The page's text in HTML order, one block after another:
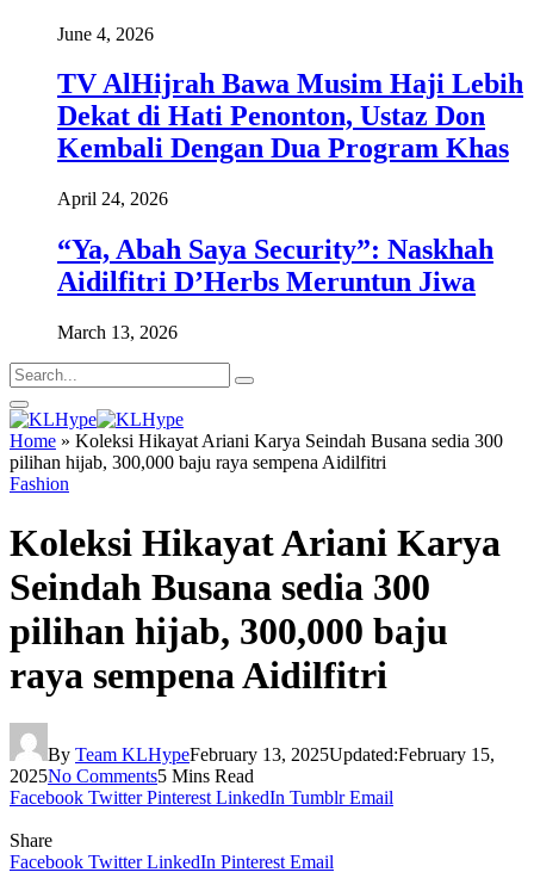
June 4, 2026
TV AlHijrah Bawa Musim Haji Lebih
Dekat di Hati Penonton, Ustaz Don
Kembali Dengan Dua Program Khas
April 24, 2026
“Ya, Abah Saya Security”: Naskhah
Aidilfitri D’Herbs Meruntun Jiwa
March 13, 2026
Home » Koleksi Hikayat Ariani Karya Seindah Busana sedia 300
pilihan hijab, 300,000 baju raya sempena Aidilfitri
Fashion
Koleksi Hikayat Ariani Karya
Seindah Busana sedia 300
pilihan hijab, 300,000 baju
raya sempena Aidilfitri
By Team KLHypeFebruary 13, 2025Updated:February 15,
2025No Comments5 Mins Read
Facebook Twitter Pinterest LinkedIn Tumblr Email
Share
Facebook Twitter LinkedIn Pinterest Email